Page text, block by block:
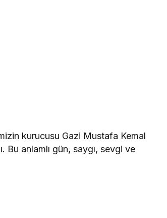
kurucusu Gazi Mustafa Kemal
Bu anlamlı gün, saygı, sevgi ve